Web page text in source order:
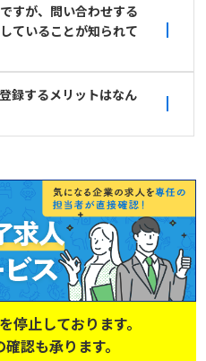
すが、問い合わせする
ていることが知られて
録するメリットはなん
停止しております。
認も承ります。